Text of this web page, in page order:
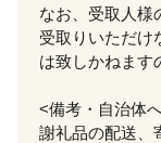
なお、受取人様
受取りいただけ
は致しかねます
<備考・自治体
謝礼品の配送、